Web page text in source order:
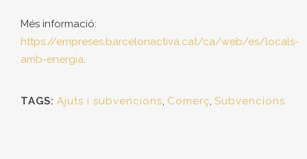
Més informació:
https://empreses.barcelonactiva.cat/ca/web/es/locals-
amb-energia.
TAGS: Ajuts i subvencions, Comerç, Subvencions